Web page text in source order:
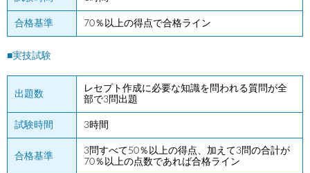
合格基準 70％以上の得点で合格ライン
■実技試験
出題数
レセプト作成に必要な知識を問われる質問が全
部で3問出題
試験時間 3時間
合格基準
3問すべて50％以上の得点、加えて3問の合計が
70％以上の点数であれば合格ライン